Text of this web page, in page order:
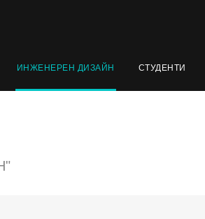
ИНЖЕНЕРЕН ДИЗАЙН СТУДЕНТИ